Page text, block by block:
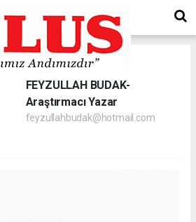
FEYZULLAH BUDAK-
Araştırmacı Yazar
feyzullahbudak@hotmail.com